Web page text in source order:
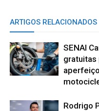
ARTIGOS RELACIONADOS
SENAI
gratuitas
Rodrigo